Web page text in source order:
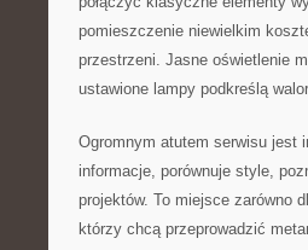
pomieszczenie niewielkim
przestrzeni. Jasne oświetlenie
ustawione lampy podkreślą
Ogromnym atutem serwisu jest
informacje, porównuje style,
projektów. To miejsce zarówno
którzy chcą przeprowadzić